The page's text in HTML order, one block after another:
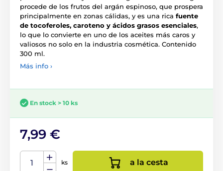
procede de los frutos del argán espinoso, que prospera
principalmente en zonas cálidas, y es una rica fuente
de tocoferoles, caroteno y ácidos grasos esenciales,
lo que lo convierte en uno de los aceites más caros y
valiosos no solo en la industria cosmética. Contenido
300 ml.
Más info ›
En stock > 10 ks
7,99 €
ks a la cesta